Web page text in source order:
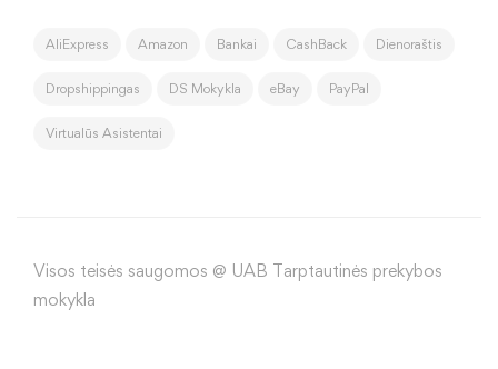
AliExpress Amazon Bankai CashBack Dienoraštis
Dropshippingas DS Mokykla eBay PayPal
Virtualūs Asistentai
Visos teisės saugomos @ UAB Tarptautinės prekybos
mokykla